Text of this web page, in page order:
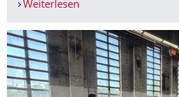
Weiterlesen